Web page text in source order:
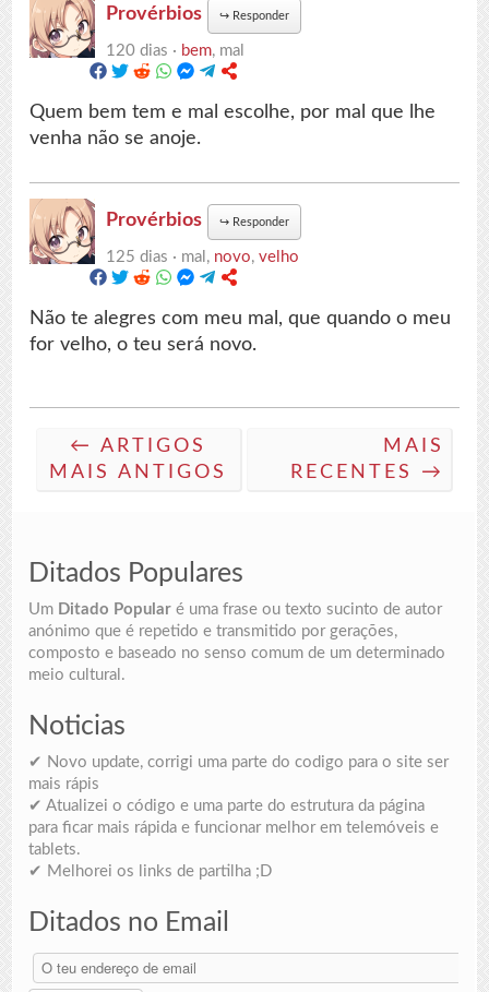
Provérbios ↪ Responder
120 dias · bem, mal
Quem bem tem e mal escolhe, por mal que lhe
venha não se anoje.
Provérbios ↪ Responder
125 dias · mal, novo,velho
Não te alegres com meu mal, que quando o meu
for velho, o teu será novo.
← ARTIGOS
MAIS ANTIGOS
MAIS
RECENTES →
Ditados Populares
Um Ditado Popular é uma frase ou texto sucinto de autor
anónimo que é repetido e transmitido por gerações,
composto e baseado no senso comum de um determinado
meio cultural.
Noticias
✔ Novo update, corrigi uma parte do codigo para o site ser
mais rápis
✔ Atualizei o código e uma parte do estrutura da página
para ficar mais rápida e funcionar melhor em telemóveis e
tablets.
✔ Melhorei os links de partilha ;D
Ditados no Email
O
teu